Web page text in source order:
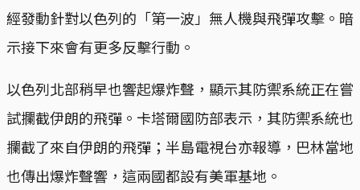
經發動針對以色列的「第一波」無人機與飛彈攻擊。暗
示接下來會有更多反擊行動。
以色列北部稍早也響起爆炸聲，顯示其防禦系統正在嘗
試攔截伊朗的飛彈。卡塔爾國防部表示，其防禦系統也
攔截了來自伊朗的飛彈；半島電視台亦報導，巴林當地
也傳出爆炸聲響，這兩國都設有美軍基地。